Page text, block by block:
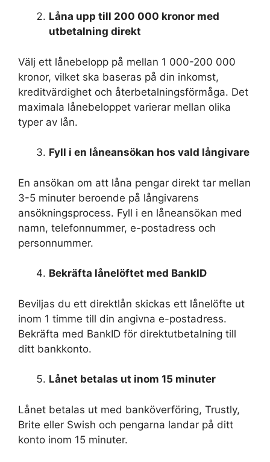
Låna upp till 200 000 kronor med
utbetalning direkt
Välj ett lånebelopp på mellan 1 000-200 000
kronor, vilket ska baseras på din inkomst,
kreditvärdighet och återbetalningsförmåga. Det
maximala lånebeloppet varierar mellan olika
typer av lån.
Fyll i en låneansökan hos vald långivare
En ansökan om att låna pengar direkt tar mellan
3-5 minuter beroende på långivarens
ansökningsprocess. Fyll i en låneansökan med
namn, telefonnummer, e-postadress och
personnummer.
Bekräfta lånelöftet med BankID
Beviljas du ett direktlån skickas ett lånelöfte ut
inom 1 timme till din angivna e-postadress.
Bekräfta med BankID för direktutbetalning till
ditt bankkonto.
Lånet betalas ut inom 15 minuter
Lånet betalas ut med banköverföring, Trustly,
Brite eller Swish och pengarna landar på ditt
konto inom 15 minuter.